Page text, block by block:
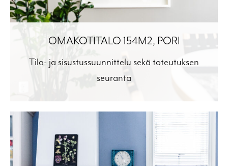
OMAKOTITALO 154M2, PORI
Tila- ja sisustussuunnittelu sekä toteutuksen
seuranta